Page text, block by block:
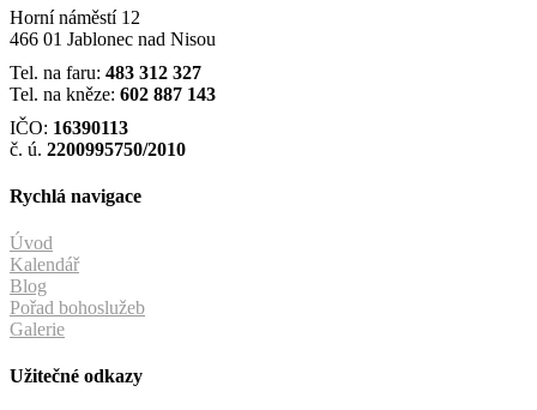
Horní náměstí 12
466 01 Jablonec nad Nisou
Tel. na faru: 483 312 327
Tel. na kněze: 602 887 143
IČO: 16390113
č. ú. 2200995750/2010
Rychlá navigace
Úvod
Kalendář
Blog
Pořad bohoslužeb
Galerie
Užitečné odkazy